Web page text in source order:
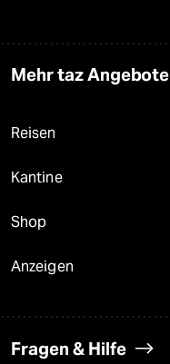
Mehr taz Angebote
Reisen
Kantine
Shop
Anzeigen
Fragen & Hilfe